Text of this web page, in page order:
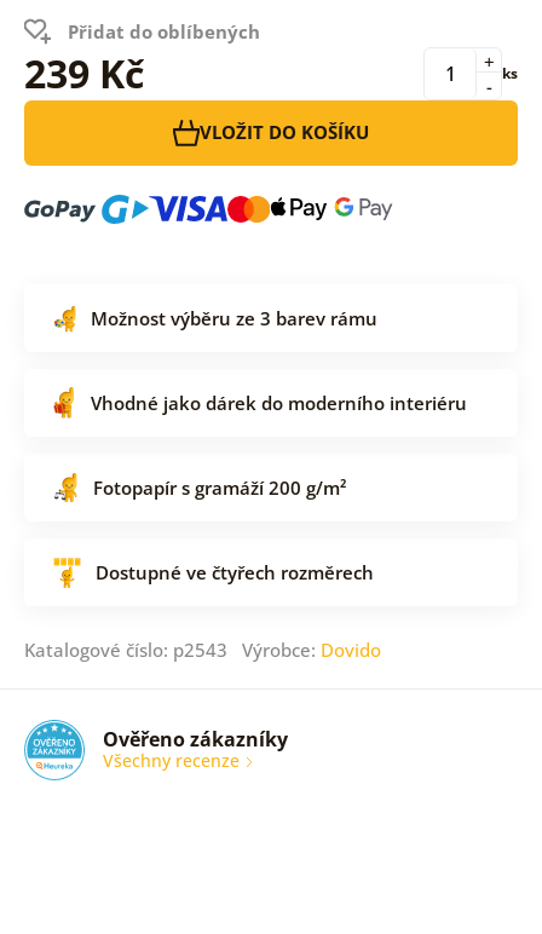
Přidat do oblíbených
239 Kč -
+ ks
VLOŽIT DO KOŠÍKU
Možnost výběru ze 3 barev rámu
Vhodné jako dárek do moderního interiéru
Fotopapír s gramáží 200 g/m²
Dostupné ve čtyřech rozměrech
Katalogové číslo: p2543 Výrobce: Dovido
Ověřeno zákazníky
Všechny recenze